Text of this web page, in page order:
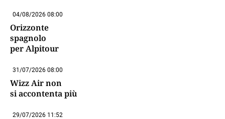
04/08/2026 08:00
Orizzonte
spagnolo
per Alpitour
31/07/2026 08:00
Wizz Air non
si accontenta più
29/07/2026 11:52